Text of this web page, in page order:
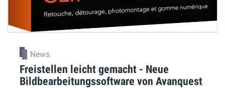
News
Freistellen leicht gemacht - Neue
Bildbearbeitungssoftware von Avanquest